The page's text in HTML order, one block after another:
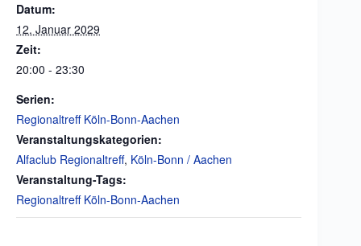
Datum:
12. Januar 2029
Zeit:
20:00 - 23:30
Serien:
Regionaltreff Köln-Bonn-Aachen
Veranstaltungskategorien:
Alfaclub Regionaltreff, Köln-Bonn / Aachen
Veranstaltung-Tags:
Regionaltreff Köln-Bonn-Aachen